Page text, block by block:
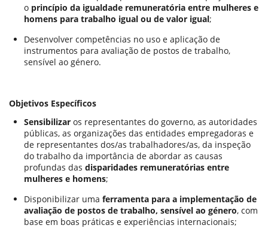
o princípio da igualdade remuneratória entre mulheres e
homens para trabalho igual ou de valor igual;
Desenvolver competências no uso e aplicação de
instrumentos para avaliação de postos de trabalho,
sensível ao género.
Objetivos Específicos
Sensibilizar os representantes do governo, as autoridades
públicas, as organizações das entidades empregadoras e
de representantes dos/as trabalhadores/as, da inspeção
do trabalho da importância de abordar as causas
profundas das disparidades remuneratórias entre
mulheres e homens;
Disponibilizar uma ferramenta para a implementação de
avaliação de postos de trabalho, sensível ao género, com
base em boas práticas e experiências internacionais;